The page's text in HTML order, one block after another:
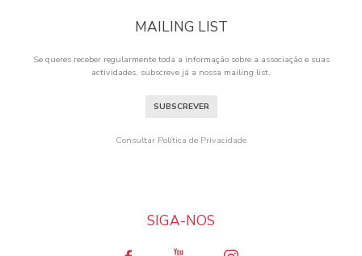
MAILING LIST
Se queres receber regularmente toda a informação sobre a associação e suas
actividades, subscreve já a nossa mailing list.
SUBSCREVER
Consultar Política de Privacidade
SIGA-NOS